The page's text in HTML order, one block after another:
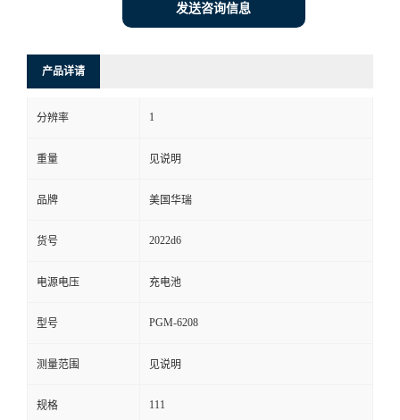
系
言
发送咨询信息
产品详请
分辨率 1
重量 见说明
品牌 美国华瑞
货号 2022d6
电源电压 充电池
型号 PGM-6208
测量范围 见说明
规格 111